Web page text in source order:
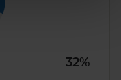
32%